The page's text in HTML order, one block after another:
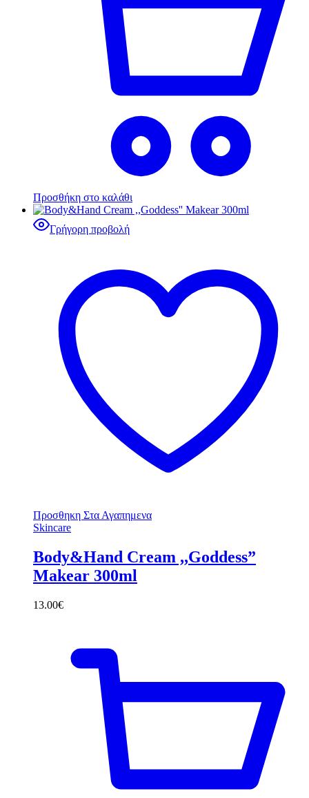
Προσθήκη στο καλάθι
Γρήγορη προβολή
Προσθηκη Στα Αγαπημενα
Skincare
Body&Hand Cream ,,Goddess”
Makear 300ml
13.00€